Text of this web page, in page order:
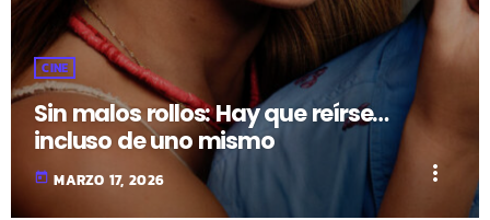
CINE
Sin malos rollos: Hay que reírse…
incluso de uno mismo
today MARZO 17, 2026 more_vert